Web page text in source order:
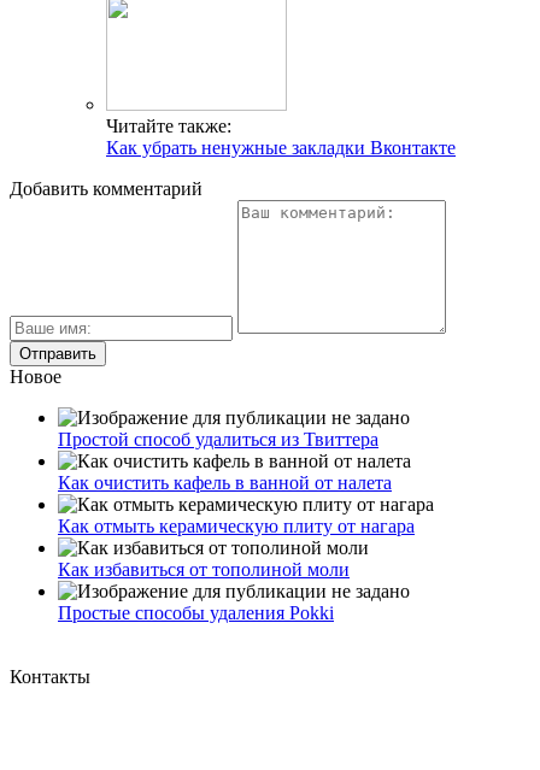
Читайте также:
Как убрать ненужные закладки Вконтакте
Добавить комментарий
Новое
Простой способ удалиться из Твиттера
Как очистить кафель в ванной от налета
Как отмыть керамическую плиту от нагара
Как избавиться от тополиной моли
Простые способы удаления Pokki
Контакты